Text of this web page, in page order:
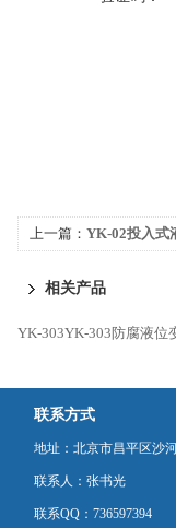
上一篇： YK-02投入式
相关产品
YK-303YK-303防腐液位
联系方式
地址：北京市昌平区沙
联系人：张书光
联系QQ：736597394